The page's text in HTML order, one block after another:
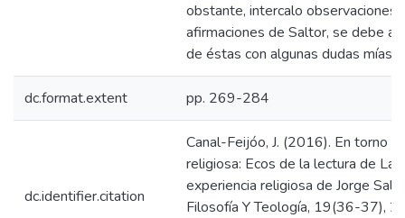
obstante, intercalo observaciones
afirmaciones de Saltor, se debe a
de éstas con algunas dudas mías.
dc.format.extent pp. 269-284
dc.identifier.citation
Canal-Feijóo, J. (2016). En torno a
religiosa: Ecos de la lectura de La
experiencia religiosa de Jorge
Filosofía Y Teología, 19(36-37),